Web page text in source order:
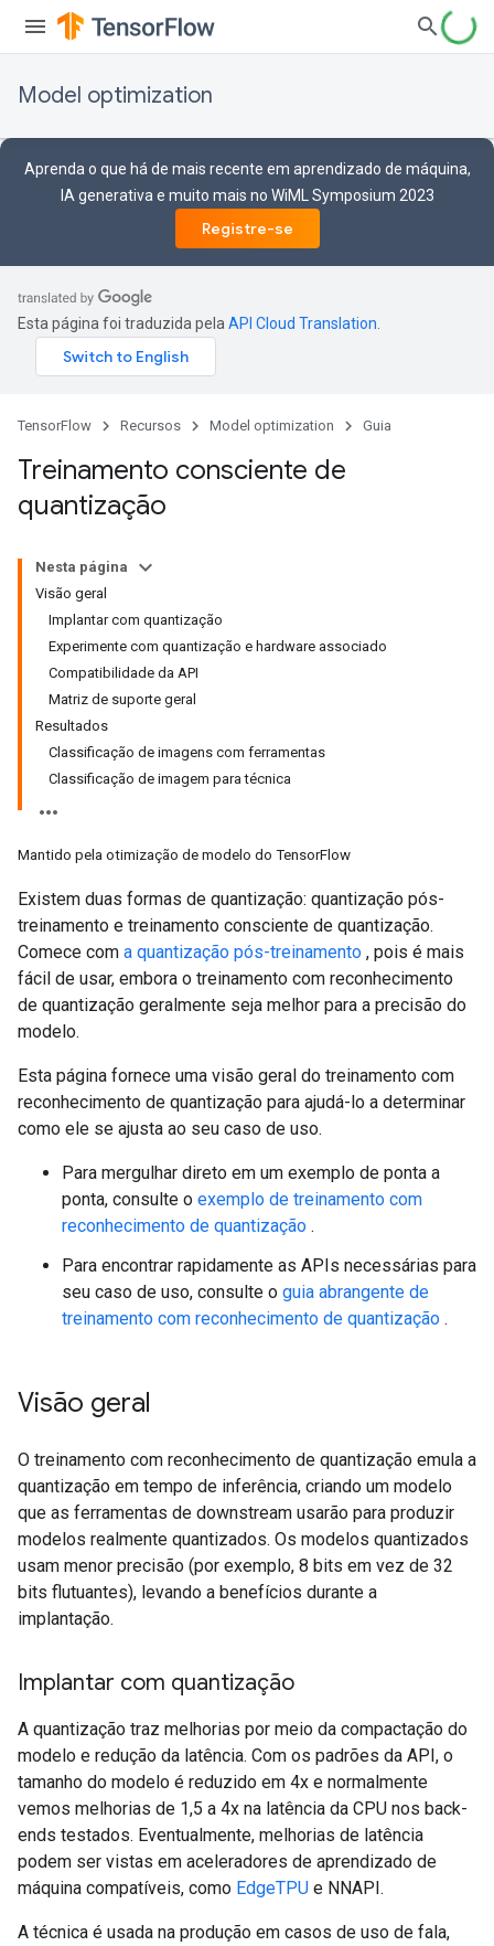
Model optimization
Aprenda o que há de mais recente em aprendizado de máquina,
IA generativa e muito mais no WiML Symposium 2023
Registre-se
Esta página foi traduzida pela API Cloud Translation
TensorFlow Recursos Model optimization Guia
Treinamento consciente de
quantização
Nesta página
Visão geral
Implantar com quantização
Experimente com quantização e hardware associado
Compatibilidade da API
Matriz de suporte geral
Resultados
Classificação de imagens com ferramentas
Classificação de imagem para técnica
Mantido pela otimização de modelo do TensorFlow
Existem duas formas de quantização: quantização pós-
treinamento e treinamento consciente de quantização.
Comece com a quantização pós-treinamento , pois é mais
fácil de usar, embora o treinamento com reconhecimento
de quantização geralmente seja melhor para a precisão do
modelo.
Esta página fornece uma visão geral do treinamento com
reconhecimento de quantização para ajudá-lo a determinar
como ele se ajusta ao seu caso de uso.
Para mergulhar direto em um exemplo de ponta a
ponta, consulte o exemplo de treinamento com
reconhecimento de quantização .
Para encontrar rapidamente as APIs necessárias para
seu caso de uso, consulte o guia abrangente de
treinamento com reconhecimento de quantização .
Visão geral
O treinamento com reconhecimento de quantização emula a
quantização em tempo de inferência, criando um modelo
que as ferramentas de downstream usarão para produzir
modelos realmente quantizados. Os modelos quantizados
usam menor precisão (por exemplo, 8 bits em vez de 32
bits flutuantes), levando a benefícios durante a
implantação.
Implantar com quantização
A quantização traz melhorias por meio da compactação do
modelo e redução da latência. Com os padrões da API, o
tamanho do modelo é reduzido em 4x e normalmente
vemos melhorias de 1,5 a 4x na latência da CPU nos back-
ends testados. Eventualmente, melhorias de latência
podem ser vistas em aceleradores de aprendizado de
máquina compatíveis, como EdgeTPU e NNAPI.
A técnica é usada na produção em casos de uso de fala,